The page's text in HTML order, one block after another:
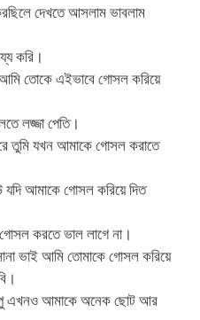
দেখতে আসলাম ভাবলাম
করি।
তোকে এইভাবে গোসল করিয়ে
লজ্জা পেতি।
তুমি যখন আমাকে গোসল করাতে
আমাকে গোসল করিয়ে দিত
করতে ভাল লাগে না।
ভাই আমি তোমাকে গোসল করিয়ে
এখনও আমাকে অনেক ছোট আর